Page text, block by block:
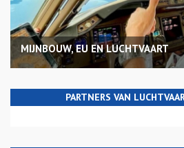
MIJNBOUW, EU EN LUCHTVAART
PARTNERS VAN